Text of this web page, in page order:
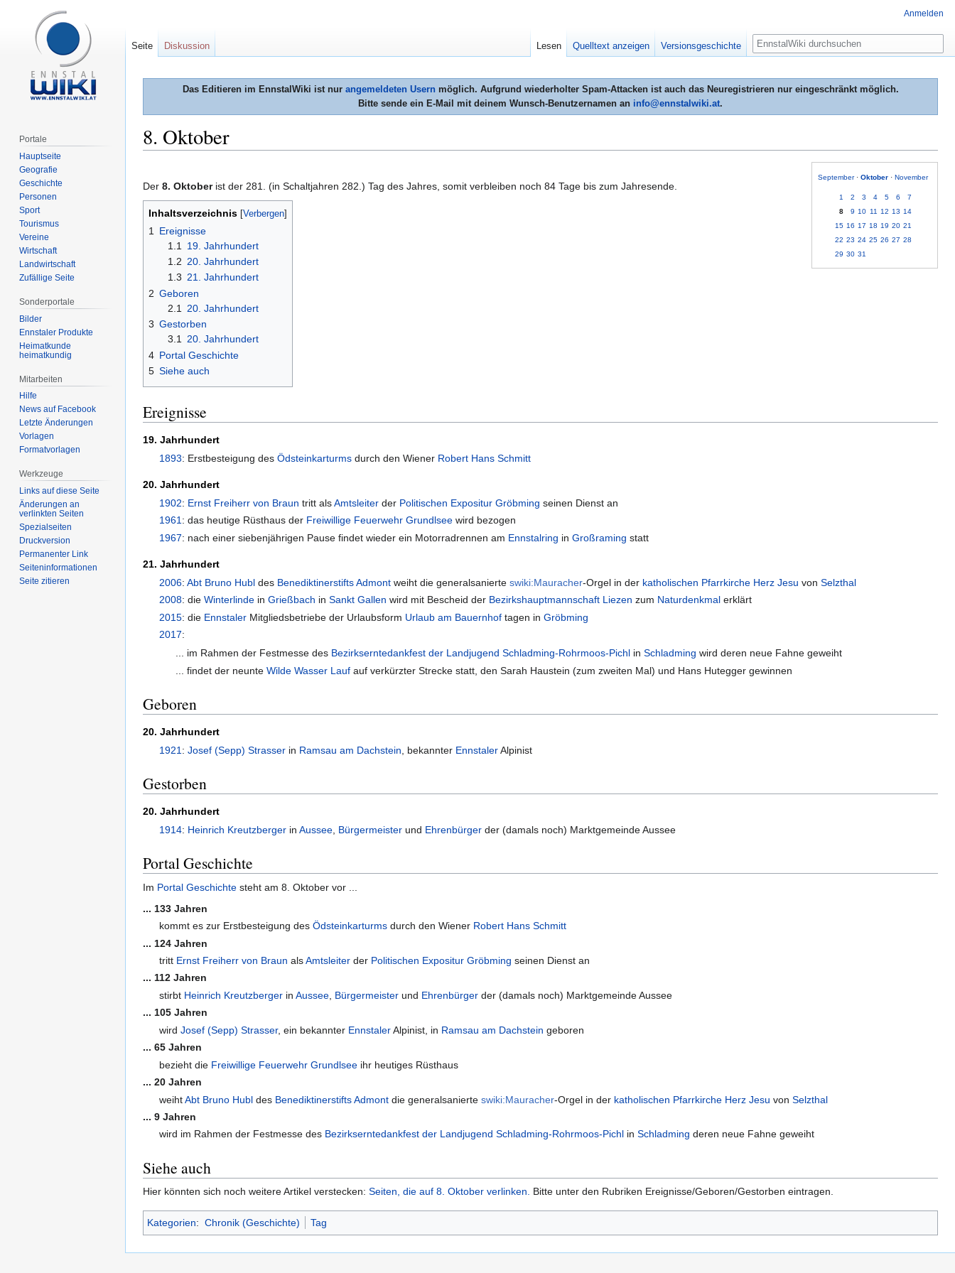
Das Editieren im EnnstalWiki ist nur angemeldeten Usernmöglich. Aufgrund wiederholter Spam-Attacken ist auch das Neuregistrieren nur eingeschränkt möglich.
Bitte sende ein E-Mail mit deinem Wunsch-Benutzernamen an info@ennstalwiki.at.
8. Oktober
Navigation
springen
Suche
springen
September· Oktober · November
1 2 3 4 5 6
7
8
9 10 11 12 13 14
15 16 17 18 19 20 21
22 23 24 25 26 27 28
29 30 31
Der 8. Oktoberist der 281. (in Schaltjahren 282.) Tag des Jahres, somit verbleiben noch 84 Tage bis zum Jahresende.
Inhaltsverzeichnis
1
Ereignisse
1.1
19. Jahrhundert
1.2 20. Jahrhundert
1.3 21. Jahrhundert
2 Geboren
2.1
20. Jahrhundert
3 Gestorben
3.1 20. Jahrhundert
4 Portal Geschichte
5 Siehe auch
Ereignisse
19. Jahrhundert
1893: Erstbesteigung desÖdsteinkarturms durch den Wiener Robert Hans Schmitt
20. Jahrhundert
1902: Ernst Freiherr von Braun tritt alsAmtsleiter der Politischen Expositur Gröbming seinen Dienst an
1961: das heutige Rüsthaus der Freiwillige Feuerwehr Grundlsee wird bezogen
1967: nach einer siebenjährigen Pause findet wieder ein Motorradrennen am Ennstalring inGroßraming statt
21. Jahrhundert
2006:Abt Bruno Hubl des Benediktinerstifts Admont weiht die generalsanierteswiki:Mauracher-Orgel in der katholischen Pfarrkirche Herz Jesu vonSelzthal
2008: dieWinterlinde inGrießbach inSankt Gallen wird mit Bescheid der Bezirkshauptmannschaft Liezen zum Naturdenkmal erklärt
2015: die Ennstaler Mitgliedsbetriebe der Urlaubsform Urlaub am Bauernhof tagen inGröbming
2017:
... im Rahmen der Festmesse des Bezirkserntedankfest der Landjugend Schladming-Rohrmoos-Pichl inSchladming wird deren neue Fahne geweiht
... findet der neunteWilde Wasser Lauf auf verkürzter Strecke statt, den Sarah Haustein (zum zweiten Mal) und Hans Hutegger gewinnen
Geboren
20. Jahrhundert
1921 :Josef (Sepp) Strasser in Ramsau am Dachstein , bekannter EnnstalerAlpinist
Gestorben
20. Jahrhundert
1914: Heinrich Kreutzberger inAussee Bürgermeister und Ehrenbürger der (damals noch) Marktgemeinde Aussee
Portal Geschichte
Im Portal Geschichte steht am 8. Oktober vor ...
... 133 Jahren
kommt es zur Erstbesteigung desÖdsteinkarturms durch den Wiener Robert Hans Schmitt
... 124 Jahren
tritt Ernst Freiherr von Braun alsAmtsleiter der Politischen Expositur Gröbming seinen Dienst an
... 112 Jahren
stirbt Heinrich Kreutzberger inAussee Bürgermeister und Ehrenbürger der (damals noch) Marktgemeinde Aussee
... 105 Jahren
wirdJosef (Sepp) Strasser, ein bekannter EnnstalerAlpinist, in Ramsau am Dachstein geboren
... 65 Jahren
bezieht die Freiwillige Feuerwehr Grundlsee ihr heutiges Rüsthaus
... 20 Jahren
weihtAbt Bruno Hubl des Benediktinerstifts Admont die generalsanierteswiki:Mauracher-Orgel in der katholischen Pfarrkirche Herz Jesu vonSelzthal
... 9 Jahren
wird im Rahmen der Festmesse des Bezirkserntedankfest der Landjugend Schladming-Rohrmoos-Pichl inSchladming deren neue Fahne geweiht
Siehe auch
Hier könnten sich noch weitere Artikel verstecken: Seiten, die auf 8. Oktober verlinken. Bitte unter den Rubriken Ereignisse/Geboren/Gestorben eintragen.
Kategorien: Chronik (Geschichte) Tag
Anmelden
Seite Diskussion Lesen Quelltext anzeigen Versionsgeschichte
Suche
Portale
Hauptseite
Geografie
Geschichte
Personen
Sport
Tourismus
Vereine
Wirtschaft
Landwirtschaft
Zufällige Seite
Sonderportale
Bilder
Ennstaler Produkte
Heimatkunde
heimatkundig
Mitarbeiten
Hilfe
News auf Facebook
Letzte Änderungen
Vorlagen
Formatvorlagen
Werkzeuge
Links auf diese Seite
Änderungen an
verlinkten Seiten
Spezialseiten
Druckversion
Permanenter Link
Seiten­informationen
Seite zitieren